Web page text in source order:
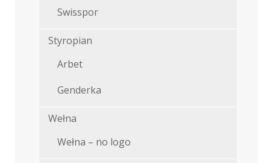
Swisspor
Styropian
Arbet
Genderka
Wełna
Wełna – no logo